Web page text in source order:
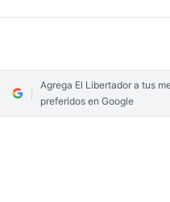
Agrega El Libertador a tus
preferidos en Google